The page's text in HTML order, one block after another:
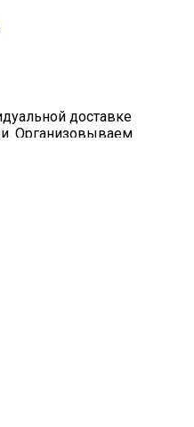
доставке
Организовываем